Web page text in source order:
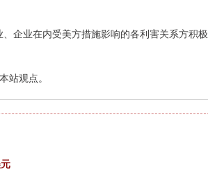
企业在内受美方措施影响的各利害关系方积极
站观点。